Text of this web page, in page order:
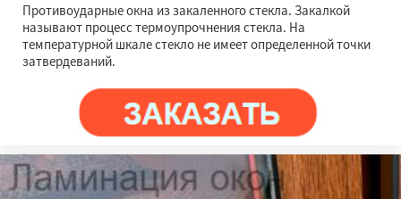
Противоударные окна из закаленного стекла. Закалкой
называют процесс термоупрочнения стекла. На
температурной шкале стекло не имеет определенной точки
затвердеваний.